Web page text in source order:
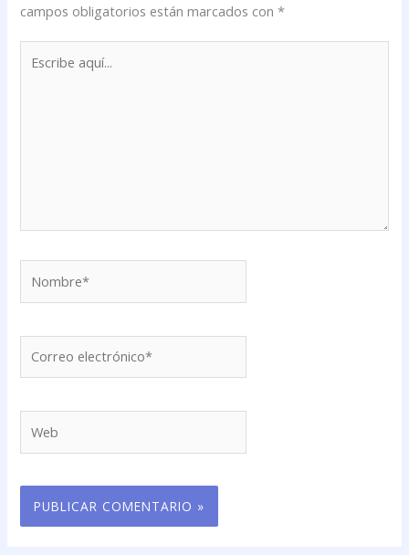
campos obligatorios están marcados con*
aquí...
electrónico*